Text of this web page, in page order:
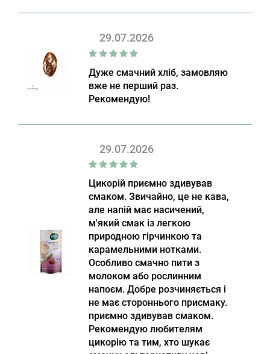
29.07.2026
Дуже смачний хліб, замовляю
вже не перший раз.
Рекомендую!
29.07.2026
Цикорій приємно здивував
смаком. Звичайно, це не кава,
але напій має насичений,
м'який смак із легкою
природною гірчинкою та
карамельними нотками.
Особливо смачно пити з
молоком або рослинним
напоєм. Добре розчиняється і
не має стороннього присмаку.
приємно здивував смаком.
Рекомендую любителям
цикорію та тим, хто шукає